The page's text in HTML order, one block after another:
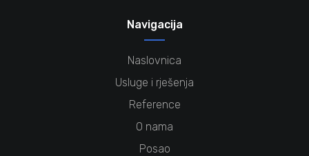
Navigacija
Naslovnica
Usluge i rješenja
Reference
O nama
Posao